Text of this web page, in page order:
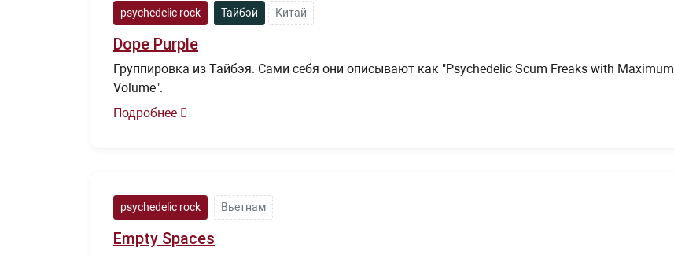
psychedelic rock Тайбэй Китай
Dope Purple
Группировка из Тайбэя. Сами себя они описывают как "Psychedelic Scum Freaks with Maximum
Volume".
Подробнее
psychedelic rock Вьетнам
Empty Spaces